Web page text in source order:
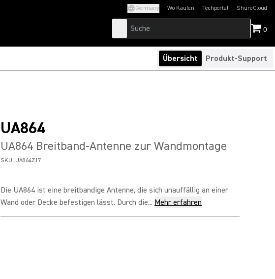
Germany Wo Kaufen Techportal
(Opens in a new tab)ShureCloud
(Opens in a new
0
Übersicht Produkt-Support
UA864
UA864 Breitband-Antenne zur Wandmontage
SKU: UA864Z17
Die UA864 ist eine breitbandige Antenne, die sich unauffällig an einer
Wand oder Decke befestigen lässt. Durch die... Mehr erfahren